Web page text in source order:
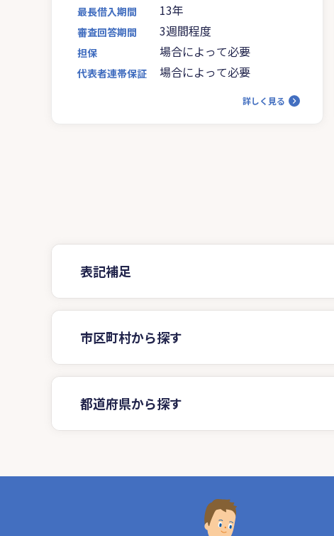
最長借入期間 13年
審査回答期間 3週間程度
担保 場合によって必要
代表者連帯保証 場合によって必要
詳しく見る
表記補足
市区町村から探す
都道府県から探す